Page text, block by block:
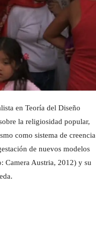
en Teoría del Diseño
la religiosidad popular,
como sistema de creencia
de nuevos modelos
Camera Austria, 2012) y su